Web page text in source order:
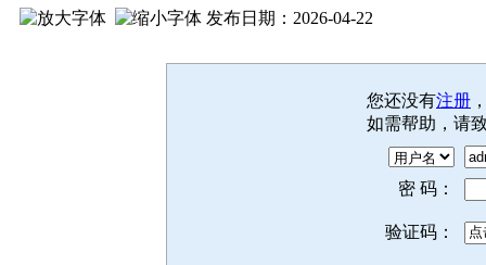
发布日期：2026-04-22
您还没有注册
如需帮助，请
密 码：
验证码：